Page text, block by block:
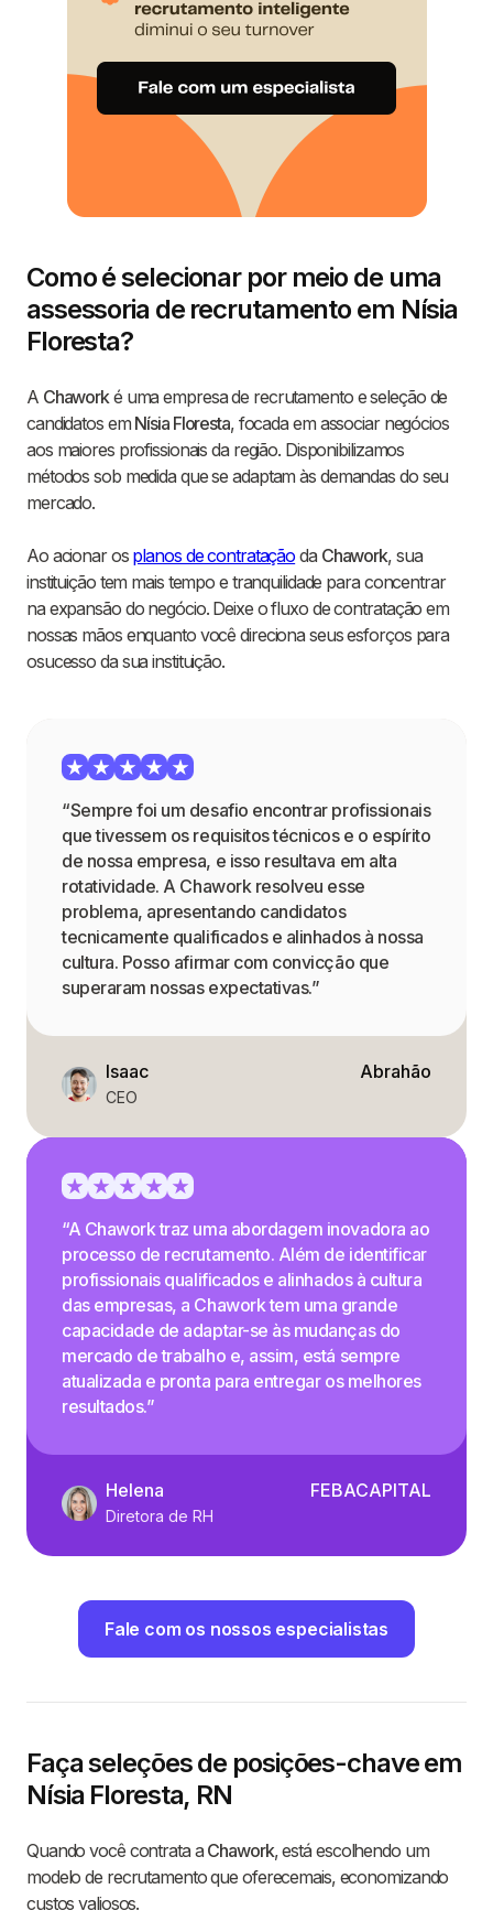
Como é selecionar por meio de uma
assessoria de recrutamento em Nísia
Floresta?
A Chaworké uma empresa de recrutamento e seleção de
candidatos em Nísia Floresta, focada em associar negócios
aos maiores profissionais da região. Disponibilizamos
métodos sob medida que se adaptam às demandas do seu
mercado.
Ao acionar os planos de contratação da Chawork, sua
instituição tem mais tempo e tranquilidade para concentrar
na expansão do negócio. Deixe o fluxo de contratação em
nossas mãos enquanto você direciona seus esforços para
osucesso da sua instituição.
“Sempre foi um desafio encontrar profissionais
que tivessem os requisitos técnicos e o espírito
de nossa empresa, e isso resultava em alta
rotatividade. A Chawork resolveu esse
problema, apresentando candidatos
tecnicamente qualificados e alinhados à nossa
cultura. Posso afirmar com convicção que
superaram nossas expectativas.”
Isaac
CEO
Abrahão
“A Chawork traz uma abordagem inovadora ao
processo de recrutamento. Além de identificar
profissionais qualificados e alinhados à cultura
das empresas, a Chawork tem uma grande
capacidade de adaptar-se às mudanças do
mercado de trabalho e, assim, está sempre
atualizada e pronta para entregar os melhores
resultados.”
Helena
Diretora de RH
FEBACAPITAL
Fale com os nossos especialistas
Faça seleções de posições-chave em
Nísia Floresta, RN
Quando você contrata a Chawork, está escolhendo um
modelo de recrutamento que oferecemais, economizando
custos valiosos.